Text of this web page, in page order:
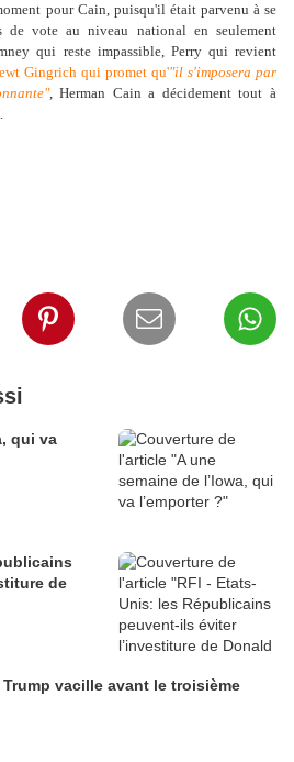
pour Cain, puisqu'il était parvenu à se
de vote au niveau national en seulement
qui reste impassible, Perry qui revient
Gingrich qui promet qu'"il s'imposera par
, Herman Cain a décidement tout à
qui va
de
vacille avant le troisième